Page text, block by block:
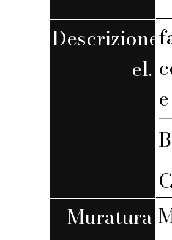
Descrizione
el.
Muratura